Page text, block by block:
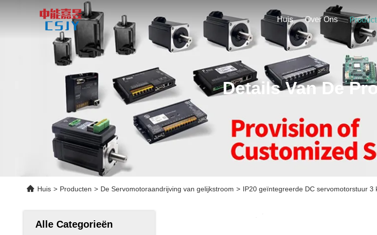
Huis Over Ons
Details Van De
Huis > Producten > De Servomotoraandrijving van gelijkstroom > IP20 geïntegreerde DC servomotorstuur 3
Alle Categorieën